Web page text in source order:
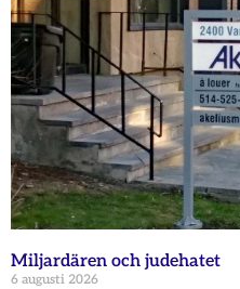
Miljardären och judehatet
6 augusti 2026